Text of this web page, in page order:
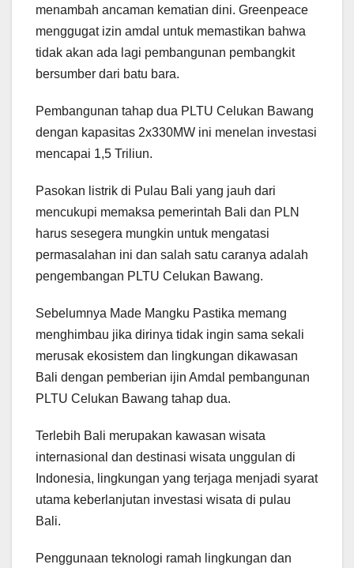
menambah ancaman kematian dini. Greenpeace
menggugat izin amdal untuk memastikan bahwa
tidak akan ada lagi pembangunan pembangkit
bersumber dari batu bara.
Pembangunan tahap dua PLTU Celukan Bawang
dengan kapasitas 2x330MW ini menelan investasi
mencapai 1,5 Triliun.
Pasokan listrik di Pulau Bali yang jauh dari
mencukupi memaksa pemerintah Bali dan PLN
harus sesegera mungkin untuk mengatasi
permasalahan ini dan salah satu caranya adalah
pengembangan PLTU Celukan Bawang.
Sebelumnya Made Mangku Pastika memang
menghimbau jika dirinya tidak ingin sama sekali
merusak ekosistem dan lingkungan dikawasan
Bali dengan pemberian ijin Amdal pembangunan
PLTU Celukan Bawang tahap dua.
Terlebih Bali merupakan kawasan wisata
internasional dan destinasi wisata unggulan di
Indonesia, lingkungan yang terjaga menjadi syarat
utama keberlanjutan investasi wisata di pulau
Bali.
Penggunaan teknologi ramah lingkungan dan